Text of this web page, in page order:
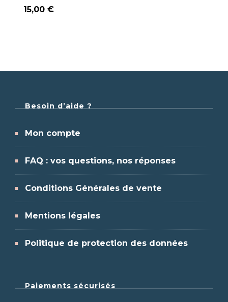
15,00 €
Besoin d’aide ?
Mon compte
FAQ : vos questions, nos réponses
Conditions Générales de vente
Mentions légales
Politique de protection des données
Paiements sécurisés